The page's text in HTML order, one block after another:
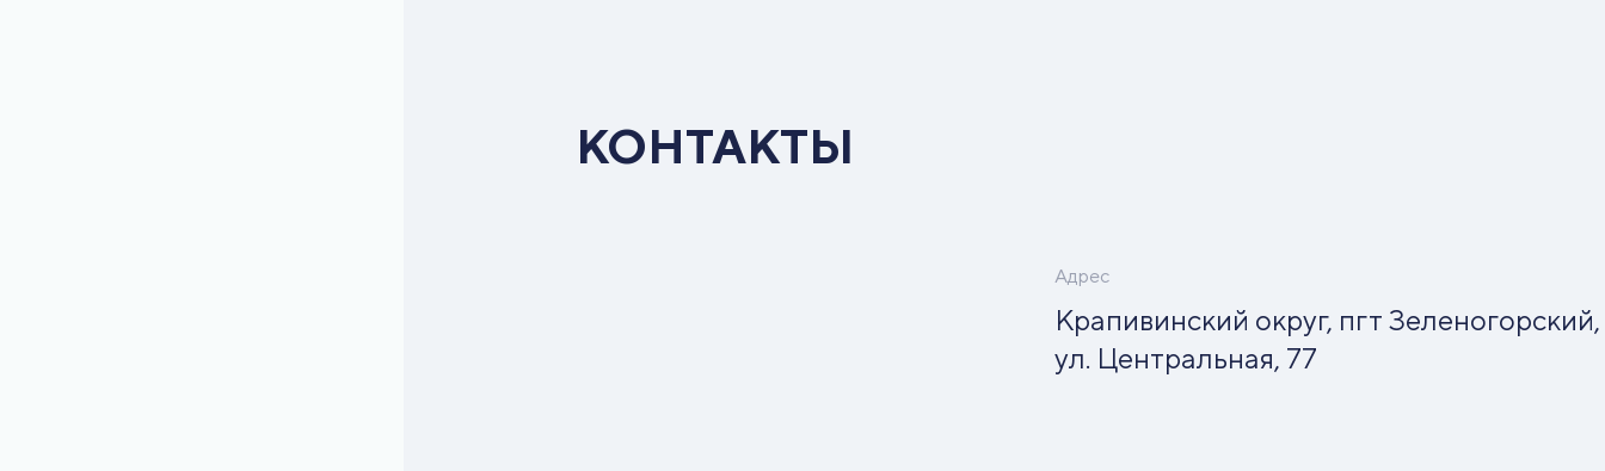
КОНТАКТЫ
Адрес
Крапивинский округ, пгт Зеленогорский,
ул. Центральная, 77